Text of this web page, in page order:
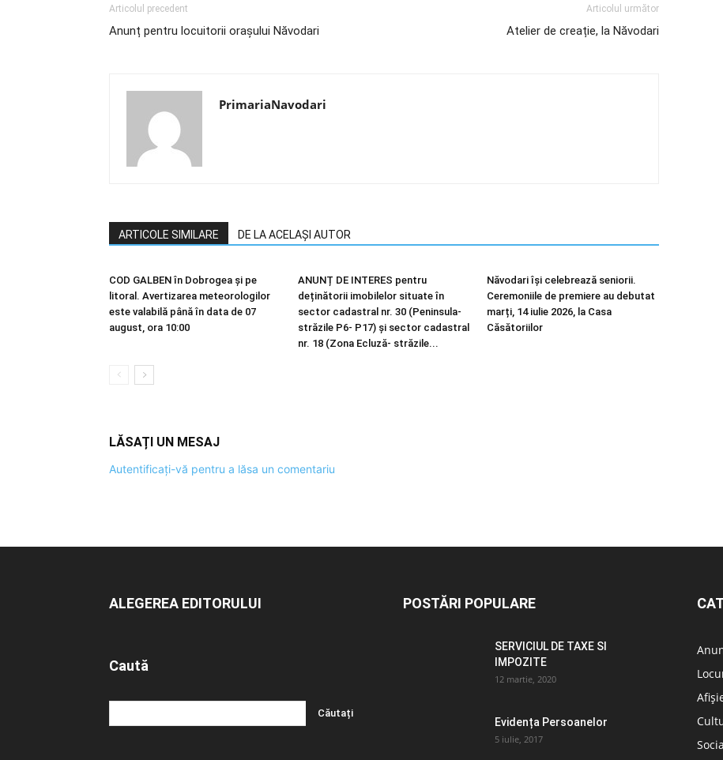
Articolul precedent
Anunț pentru locuitorii orașului Năvodari
Articolul următor
Atelier de creație, la Năvodari
PrimariaNavodari
ARTICOLE SIMILARE DE LA ACELAȘI AUTOR
COD GALBEN în Dobrogea și pe
litoral. Avertizarea meteorologilor
este valabilă până în data de 07
august, ora 10:00
ANUNȚ DE INTERES pentru
deținătorii imobilelor situate în
sector cadastral nr. 30 (Peninsula-
străzile P6- P17) și sector cadastral
nr. 18 (Zona Ecluză- străzile...
Năvodari își celebrează seniorii.
Ceremoniile de premiere au debutat
marți, 14 iulie 2026, la Casa
Căsătoriilor
LĂSAȚI UN MESAJ
Autentificați-vă pentru a lăsa un comentariu
ALEGEREA EDITORULUI
Caută
POSTĂRI POPULARE
SERVICIUL DE TAXE SI
IMPOZITE
12 martie, 2020
Evidența Persoanelor
5 iulie, 2017